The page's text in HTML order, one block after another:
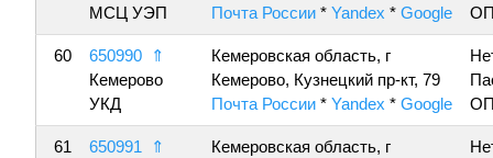
МСЦ УЭП
Почта России * Yandex * Google
60 650990
⇑
Кемерово
УКД
Кемеровская область, г
Кемерово, Кузнецкий пр-кт, 79
Почта России * Yandex * Google
61 650991
⇑
Кемеровская область, г